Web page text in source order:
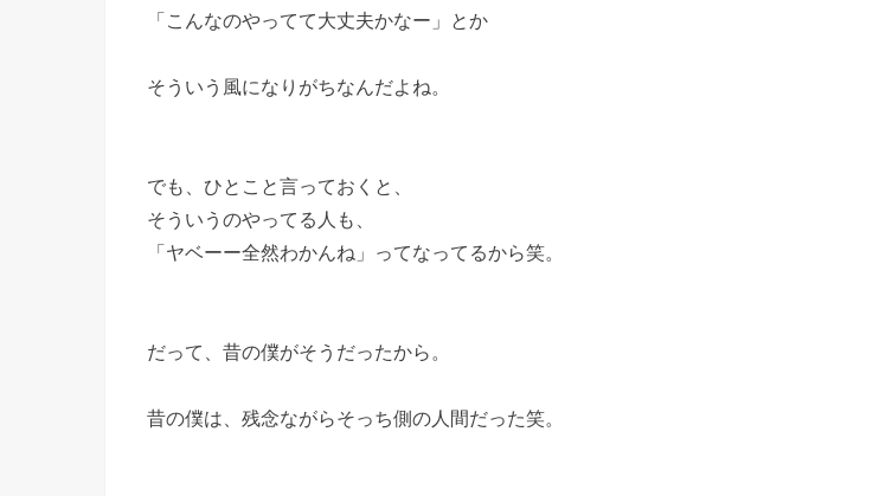
「こんなのやってて大丈夫かなー」とか
そういう風になりがちなんだよね。
でも、ひとこと言っておくと、
そういうのやってる人も、
「ヤベーー全然わかんね」ってなってるから笑。
だって、昔の僕がそうだったから。
昔の僕は、残念ながらそっち側の人間だった笑。